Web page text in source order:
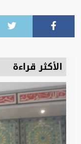
الأكثر قراءة